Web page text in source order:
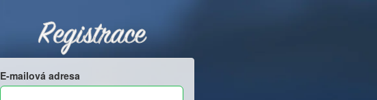
Registrace
E-mailová adresa